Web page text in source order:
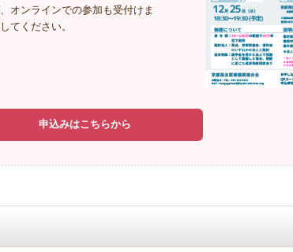
オンラインでの参加も受付けま
てください。
申込みはこちらから